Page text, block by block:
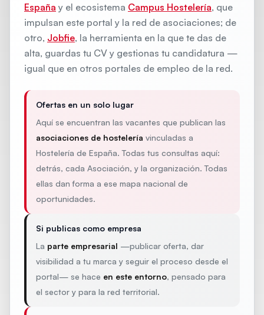
España y el ecosistema Campus Hostelería, que
impulsan este portal y la red de asociaciones; de
otro, Jobfie, la herramienta en la que te das de
alta, guardas tu CV y gestionas tu candidatura —
igual que en otros portales de empleo de la red.
Ofertas en un solo lugar
Aquí se encuentran las vacantes que publican las
asociaciones de hostelería vinculadas a
Hostelería de España. Todas tus consultas aquí:
detrás, cada Asociación, y la organización. Todas
ellas dan forma a ese mapa nacional de
oportunidades.
Si publicas como empresa
La parte empresarial —publicar oferta, dar
visibilidad a tu marca y seguir el proceso desde el
portal— se hace en este entorno, pensado para
el sector y para la red territorial.